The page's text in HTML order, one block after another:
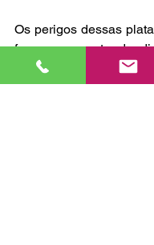
Os perigos dessas
foram um ponto de
observou que,
criação, a